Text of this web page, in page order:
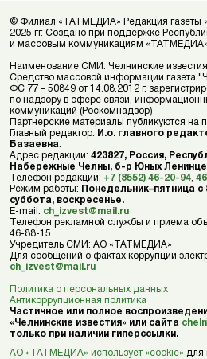
© Филиал «ТАТМЕДИА» Редакция газеты
2025 гг. Создано при поддержке
и массовым коммуникациям «ТАТМЕДИА».
Наименование СМИ: Челнинские известия
Средство массовой информации газета
ФС 77 – 50849 от 14.08.2012 г.
по надзору в сфере связи,
коммуникаций (Роскомнадзор)
Партнерские материалы публикуются на
Главный редактор: И.о. главного
Базаевна
Адрес редакции: 423827, Россия,
Набережные Челны, б-р Юных
Телефон редакции: +7 (8552) 46-20-94
Режим работы: Понедельник–пятница
суббота, воскресенье.
E-mail: ch_izvest@mail.ru
Телефон рекламной службы и приема
46-88-15
Учредитель СМИ: АО «ТАТМЕДИА»
Для сообщений о фактах коррупции
ch_izvest@mail.ru
Политика о персональных данных
Антикоррупционная политика
Частичное или полное
«Челнинские известия» или сайта
только при наличии гиперссылки.
АО «ТАТМЕДИА» использует «cookie» для